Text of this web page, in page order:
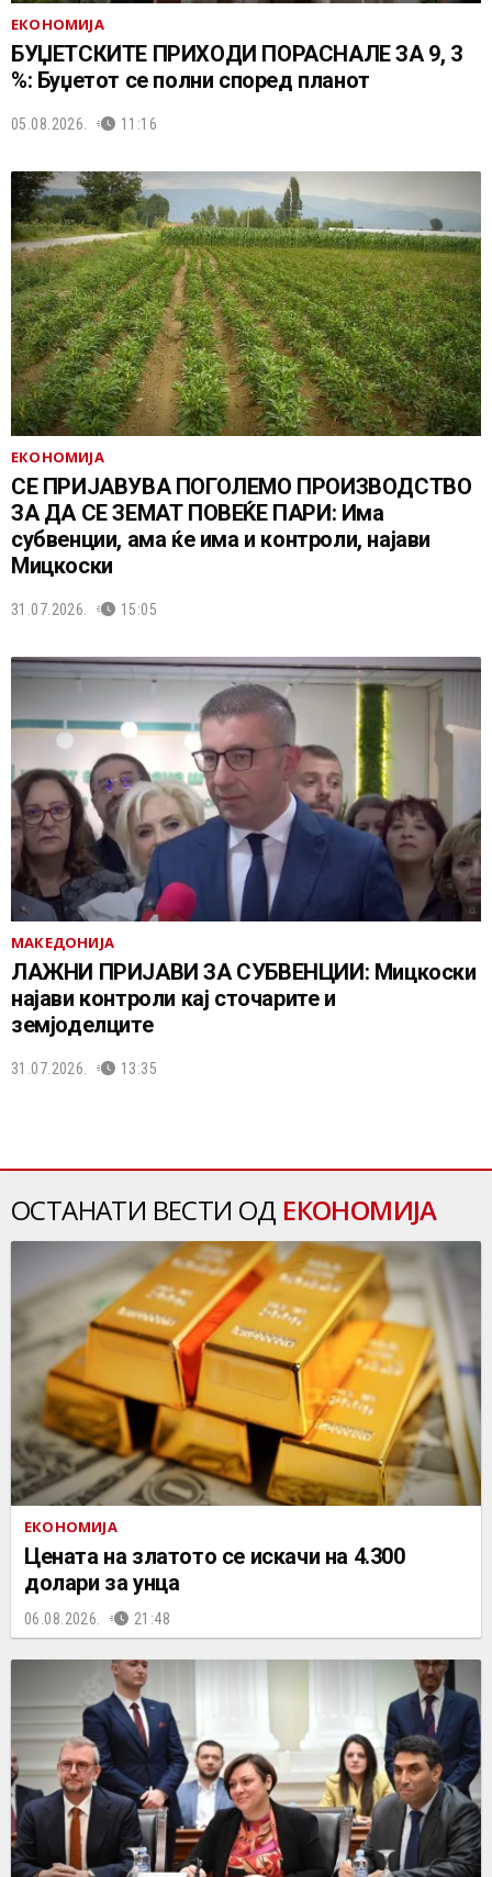
ЕКОНОМИЈА
БУЏЕТСКИТЕ ПРИХОДИ ПОРАСНАЛЕ ЗА 9, 3
%: Буџетот се полни според планот
05.08.2026. 11:16
ЕКОНОМИЈА
СЕ ПРИЈАВУВА ПОГОЛЕМО ПРОИЗВОДСТВО
ЗА ДА СЕ ЗЕМАТ ПОВЕЌЕ ПАРИ: Има
субвенции, ама ќе има и контроли, најави
Мицкоски
31.07.2026. 15:05
МАКЕДОНИЈА
ЛАЖНИ ПРИЈАВИ ЗА СУБВЕНЦИИ: Мицкоски
најави контроли кај сточарите и
земјоделците
31.07.2026. 13:35
ОСТАНАТИ ВЕСТИ ОД ЕКОНОМИЈА
ЕКОНОМИЈА
Цената на златото се искачи на 4.300
долари за унца
06.08.2026. 21:48